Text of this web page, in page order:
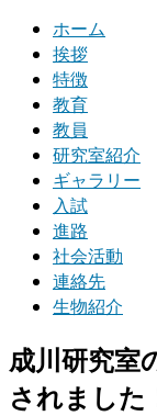
ホーム
挨拶
特徴
教育
教員
研究室紹介
ギャラリー
入試
進路
社会活動
連絡先
生物紹介
成川研究室
されました